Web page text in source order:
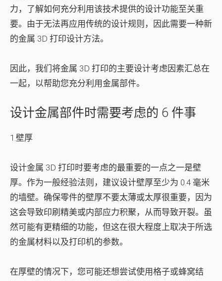
力，了解如何充分利用该技术提供的设计功能至关重
要。由于无法再应用传统的设计规则，因此需要一种新
的金属 3D 打印设计方法。
因此，我们将金属 3D 打印的主要设计考虑因素汇总在
一起，以帮助您充分利用金属部件。
设计金属部件时需要考虑的 6 件事
1.壁厚
设计金属 3D 打印时要考虑的最重要的一点之一是壁
厚。作为一般经验法则，建议设计壁厚至少为 0.4 毫米
的墙壁。确保零件的壁厚不要太薄或太厚很重要，因为
这会导致印刷精美或内部应力积聚，从而导致开裂。虽
然可能有更精细的功能，但这在很大程度上取决于所选
的金属材料以及打印机的参数。
在厚壁的情况下，您可能还想尝试使用格子或蜂窝结